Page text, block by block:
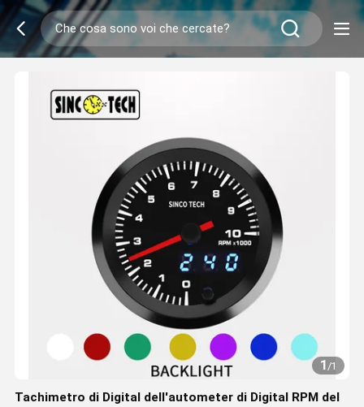
1/1
Tachimetro di Digital dell'autometer di Digital RPM del